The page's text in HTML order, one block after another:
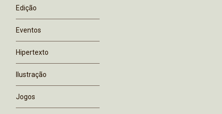
Edição
Eventos
Hipertexto
Ilustração
Jogos